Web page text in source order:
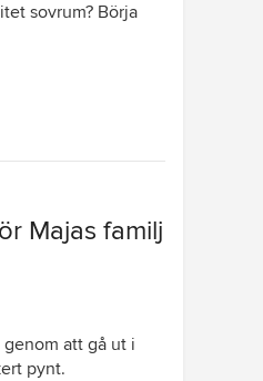
sovrum? Börja
Majas familj
att gå ut i
pynt.